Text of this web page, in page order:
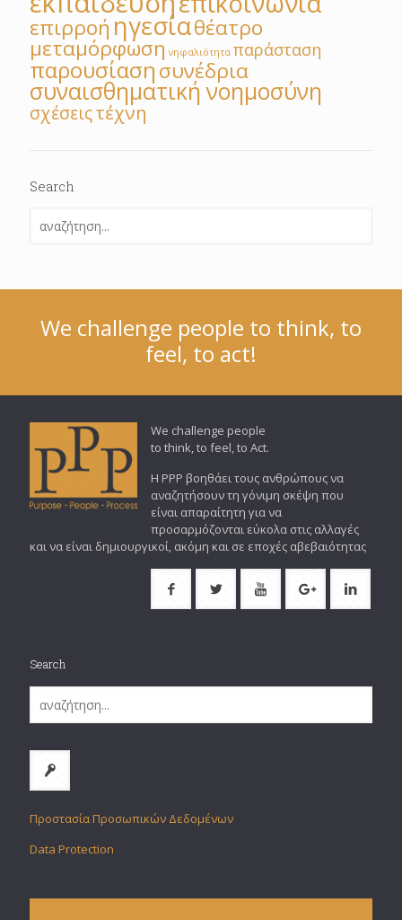
επιρροή ηγεσίαθέατρο
μεταμόρφωση νηφαλιότητα παράσταση
παρουσίασησυνέδρια
συναισθηματική νοημοσύνη
σχέσειςτέχνη
Search
We challenge people to think, to
feel, to act!
We challenge people
to think, to feel, to Act.
Η PPP βοηθάει τους ανθρώπους να
αναζητήσουν τη γόνιμη σκέψη που
είναι απαραίτητη για να
προσαρμόζονται εύκολα στις αλλαγές
και να είναι δημιουργικοί, ακόμη και σε εποχές αβεβαιότητας
Search
Προστασία Προσωπικών Δεδομένων
Data Protection